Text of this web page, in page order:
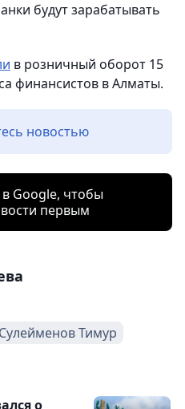
будут зарабатывать
в розничный оборот 15
финансистов в Алматы.
новостью
Google, чтобы
первым
Сулейменов Тимур
о